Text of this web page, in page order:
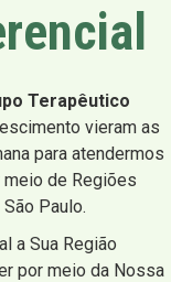
Terapêutico
vieram as
para atendermos
de Regiões
Paulo.
a Sua Região
por meio da Nossa